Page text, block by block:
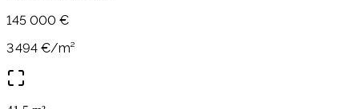
145 000 €
3 494 €/m²